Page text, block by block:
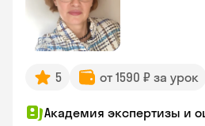
5 от 1590 ₽ за урок
Академия экспертизы и